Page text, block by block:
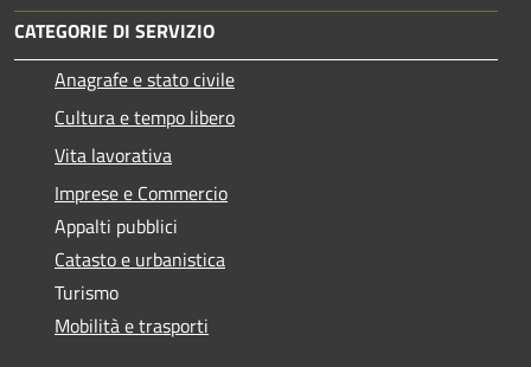
CATEGORIE DI SERVIZIO
Anagrafe e stato civile
Cultura e tempo libero
Vita lavorativa
Imprese e Commercio
Appalti pubblici
Catasto e urbanistica
Turismo
Mobilità e trasporti